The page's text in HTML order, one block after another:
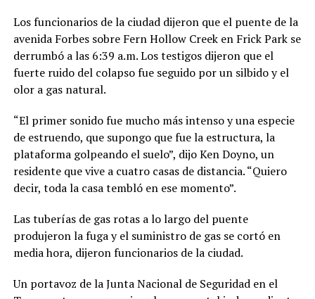
Los funcionarios de la ciudad dijeron que el puente de la
avenida Forbes sobre Fern Hollow Creek en Frick Park se
derrumbó a las 6:39 a.m. Los testigos dijeron que el
fuerte ruido del colapso fue seguido por un silbido y el
olor a gas natural.
“El primer sonido fue mucho más intenso y una especie
de estruendo, que supongo que fue la estructura, la
plataforma golpeando el suelo”, dijo Ken Doyno, un
residente que vive a cuatro casas de distancia. “Quiero
decir, toda la casa tembló en ese momento”.
Las tuberías de gas rotas a lo largo del puente
produjeron la fuga y el suministro de gas se cortó en
media hora, dijeron funcionarios de la ciudad.
Un portavoz de la Junta Nacional de Seguridad en el